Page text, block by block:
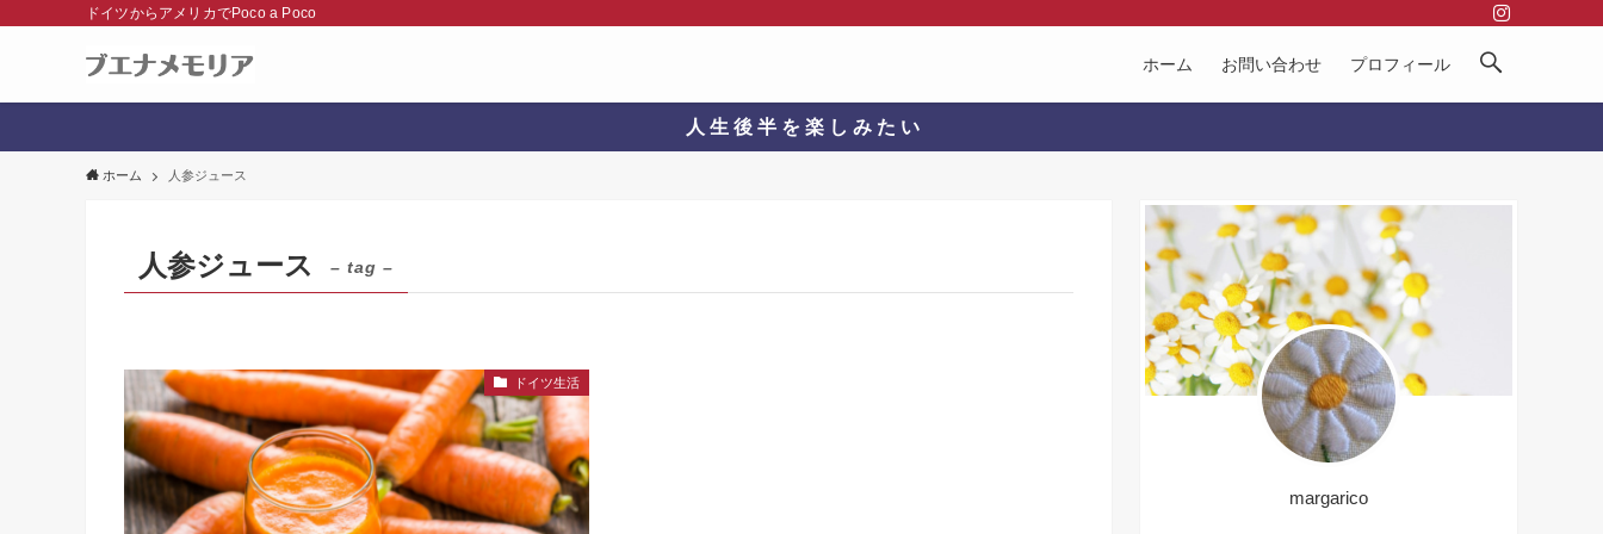
ドイツからアメリカでPoco a Poco
ホーム お問い合わせ プロフィール
人 生 後 半 を 楽 し み た い
ホーム 人参ジュース
人参ジュース – tag –
ドイツ生活
margarico